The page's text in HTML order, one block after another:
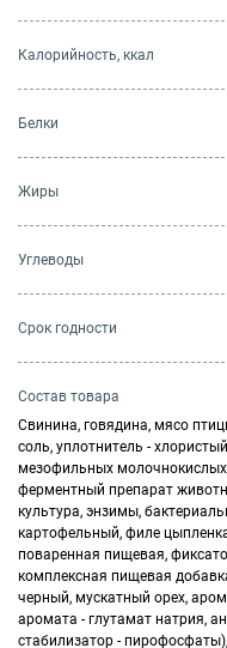
Калорийность, ккал
Белки
Жиры
Углеводы
Cрок годности
Состав товара
Свинина, говядина, мясо
соль, уплотнитель -
мезофильных
ферментный препарат
культура, энзимы,
картофельный, филе
поваренная пищевая,
комплексная пищевая
черный, мускатный орех,
аромата - глутамат натрия,
стабилизатор -